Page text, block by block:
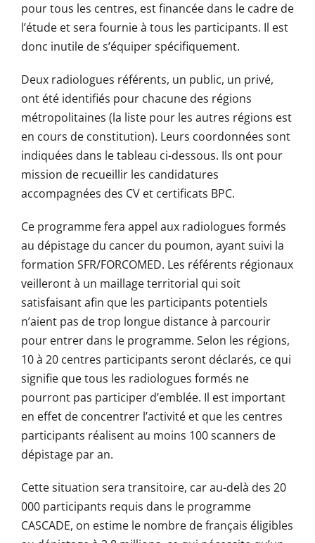
pour tous les centres, est financée dans le cadre de
l’étude et sera fournie à tous les participants. Il est
donc inutile de s’équiper spécifiquement.
Deux radiologues référents, un public, un privé,
ont été identifiés pour chacune des régions
métropolitaines (la liste pour les autres régions est
en cours de constitution). Leurs coordonnées sont
indiquées dans le tableau ci-dessous. Ils ont pour
mission de recueillir les candidatures
accompagnées des CV et certificats BPC.
Ce programme fera appel aux radiologues formés
au dépistage du cancer du poumon, ayant suivi la
formation SFR/FORCOMED. Les référents régionaux
veilleront à un maillage territorial qui soit
satisfaisant afin que les participants potentiels
n’aient pas de trop longue distance à parcourir
pour entrer dans le programme. Selon les régions,
10 à 20 centres participants seront déclarés, ce qui
signifie que tous les radiologues formés ne
pourront pas participer d’emblée. Il est important
en effet de concentrer l’activité et que les centres
participants réalisent au moins 100 scanners de
dépistage par an.
Cette situation sera transitoire, car au-delà des 20
000 participants requis dans le programme
CASCADE, on estime le nombre de français éligibles